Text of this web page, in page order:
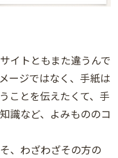
イトともまた違うんで
ージではなく、手紙は
ことを伝えたくて、手
識など、よみもののコ
、わざわざその方の